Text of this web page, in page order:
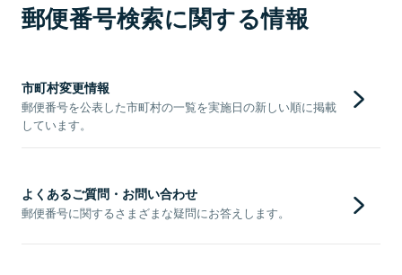
郵便番号検索に関する情報
市町村変更情報
郵便番号を公表した市町村の一覧を実施日の新しい順に掲載
しています。
よくあるご質問・お問い合わせ
郵便番号に関するさまざまな疑問にお答えします。